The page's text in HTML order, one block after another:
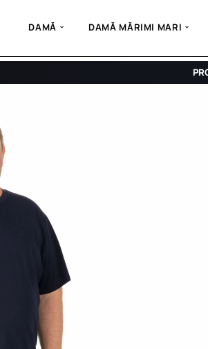
DAMĂ DAMĂ MĂRIMI MARI